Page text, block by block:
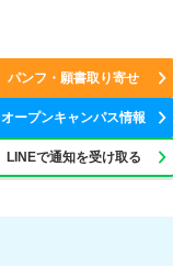
パンフ・願書取り寄せ
オープンキャンパス情報
LINEで通知を受け取る